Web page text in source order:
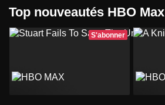
Top nouveautés HBO Max
S'abonner